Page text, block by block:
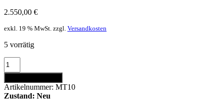
2.550,00 €
exkl. 19 % MwSt. zzgl. Versandkosten
5 vorrätig
MultiTool
10-
Menge
Artikelnummer: MT10
Zustand: Neu